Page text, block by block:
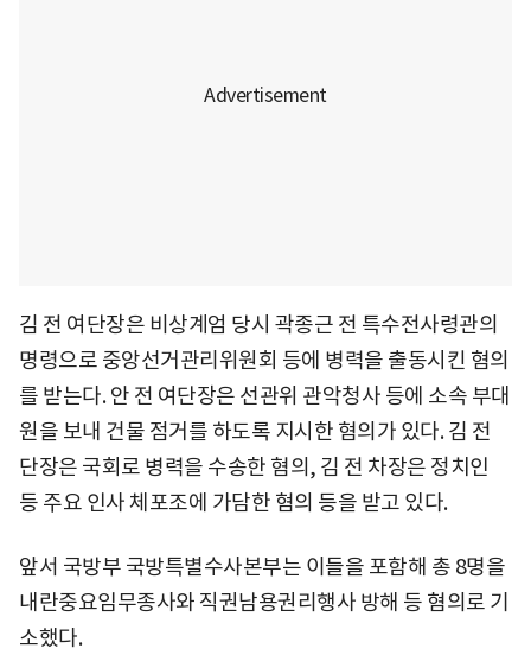
김 전 여단장은 비상계엄 당시 곽종근 전 특수전사령관의
명령으로 중앙선거관리위원회 등에 병력을 출동시킨 혐의
를 받는다. 안 전 여단장은 선관위 관악청사 등에 소속 부대
원을 보내 건물 점거를 하도록 지시한 혐의가 있다. 김 전
단장은 국회로 병력을 수송한 혐의, 김 전 차장은 정치인
등 주요 인사 체포조에 가담한 혐의 등을 받고 있다.
앞서 국방부 국방특별수사본부는 이들을 포함해 총 8명을
내란중요임무종사와 직권남용권리행사 방해 등 혐의로 기
소했다.